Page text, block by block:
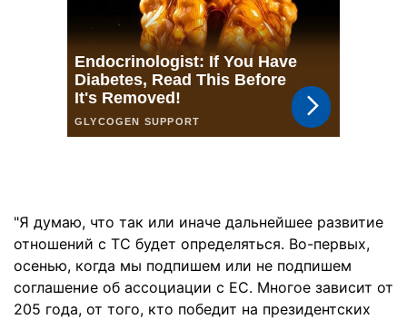
"Я думаю, что так или иначе дальнейшее развитие
отношений с ТС будет определяться. Во-первых,
осенью, когда мы подпишем или не подпишем
соглашение об ассоциации с ЕС. Многое зависит от
205 года, от того, кто победит на президентских